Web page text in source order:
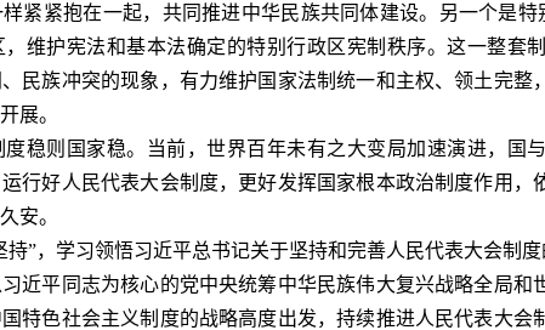
紧紧抱在一起，共同推进中华民族共同体建设。另一个是特
维护宪法和基本法确定的特别行政区宪制秩序。这一整套
民族冲突的现象，有力维护国家法制统一和主权、领土完整
展。
则国家稳。当前，世界百年未有之大变局加速演进，国
行好人民代表大会制度，更好发挥国家根本政治制度作用，
安。
持”，学习领悟习近平总书记关于坚持和完善人民代表大会制
平同志为核心的党中央统筹中华民族伟大复兴战略全局和
特色社会主义制度的战略高度出发，持续推进人民代表大会